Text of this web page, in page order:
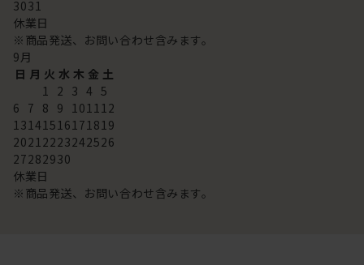
3031
休業日
※商品発送、お問い合わせ含みます。
9 月
日 月 火 水 木 金 土
1
2 3 4 5
6 7 8 9 10 11 12
13 14 15 16 17 18 19
2021 2223242526
27282930
休業日
※商品発送、お問い合わせ含みます。